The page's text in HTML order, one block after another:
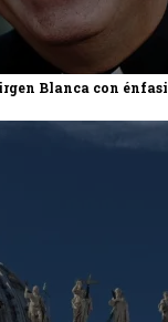
Blanca con